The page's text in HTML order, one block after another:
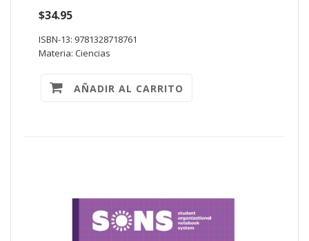
$34.95
ISBN-13: 9781328718761
Materia: Ciencias
AÑADIR AL CARRITO